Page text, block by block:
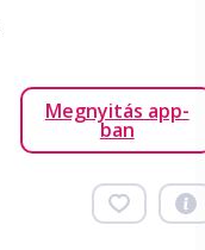
Megnyitás app-
ban